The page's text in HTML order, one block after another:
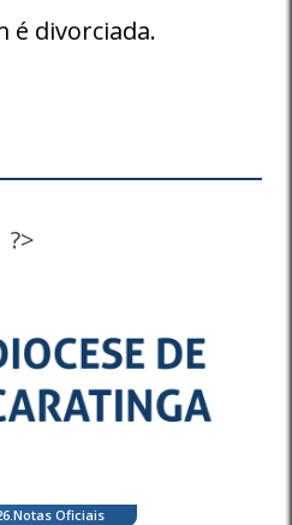
é divorciada.
?>
. Notas Oficiais